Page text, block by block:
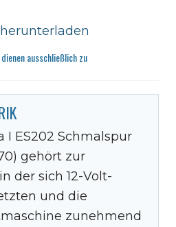
ausschließlich zu
I ES202 Schmalspur
gehört zur
der sich 12-Volt-
und die
zunehmend